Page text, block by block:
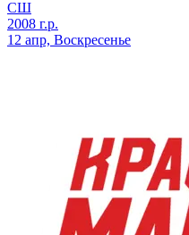
СШ
2008 г.р.
12 апр, Воскресенье